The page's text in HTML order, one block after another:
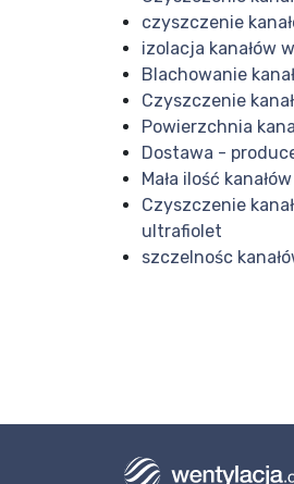
czyszczenie
izolacja kanałów
Blachowanie
Czyszczenie
Powierzchnia
Dostawa -
Mała ilość
Czyszczenie
ultrafiolet
szczelnośc